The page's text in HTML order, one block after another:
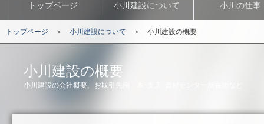
トップページ 小川建設について 小川の仕事
トップページ ＞ 小川建設について ＞ 小川建設の概要
小川建設の概要
小川建設の会社概要、お取引先例、本･支店･資材センター所在地など